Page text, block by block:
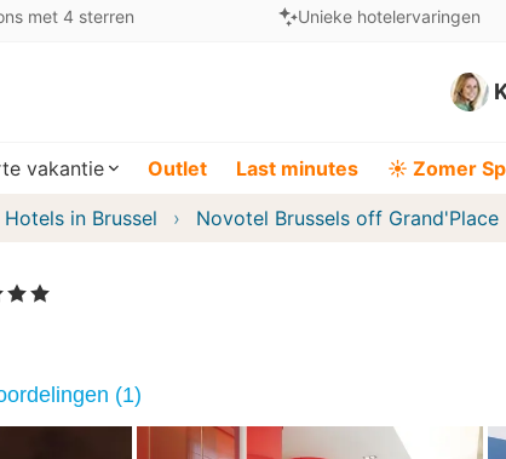
met 4 sterren Unieke hotelervaringen
vakantie Outlet Last minutes ☀️ Zomer
Hotels in Brussel Novotel Brussels off Grand'Place
(1)